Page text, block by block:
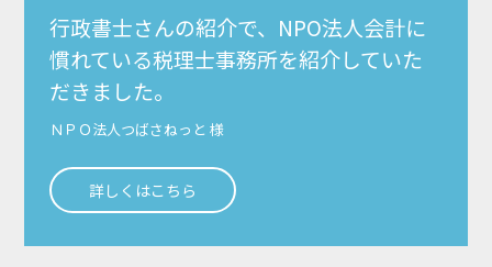
行政書士さんの紹介で、NPO法人会計に
慣れている税理士事務所を紹介していた
だきました。
ＮＰＯ法人つばさねっと 様
詳しくはこちら